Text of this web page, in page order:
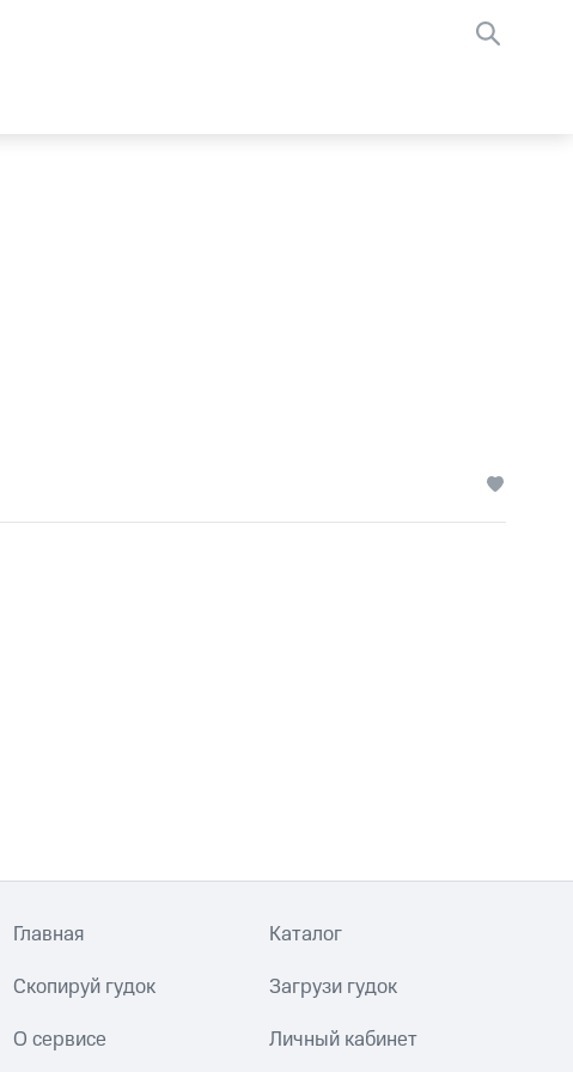
Главная Каталог
Скопируй гудок Загрузи гудок
О сервисе Личный кабинет